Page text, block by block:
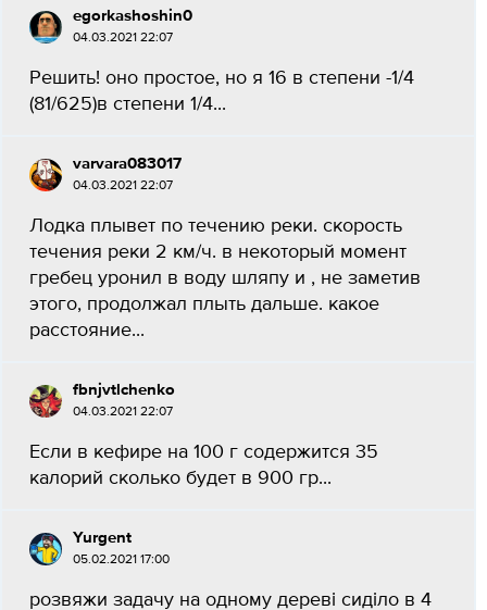
egorkashoshin0
04.03.2021 22:07
Решить! оно простое, но я 16 в степени -1/4
(81/625)в степени 1/4...
varvara083017
04.03.2021 22:07
Лодка плывет по течению реки. скорость
течения реки 2 км/ч. в некоторый момент
гребец уронил в воду шляпу и , не заметив
этого, продолжал плыть дальше. какое
расстояние...
fbnjvtlchenko
04.03.2021 22:07
Если в кефире на 100 г содержится 35
калорий сколько будет в 900 гр...
Yurgent
05.02.2021 17:00
розвяжи задачу на одному дереві сиділо в 4